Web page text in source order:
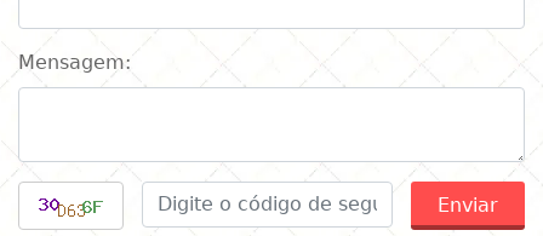
Mensagem:
Enviar